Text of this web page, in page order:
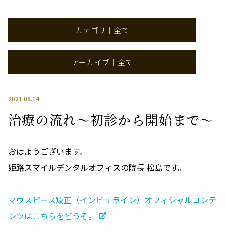
カテゴリ｜全て
アーカイブ｜全て
2021.08.14
治療の流れ～初診から開始まで～
おはようございます。
姫路スマイルデンタルオフィスの院長 松島です。
マウスピース矯正（インビザライン）オフィシャルコンテ
ンツはこちらをどうぞ。